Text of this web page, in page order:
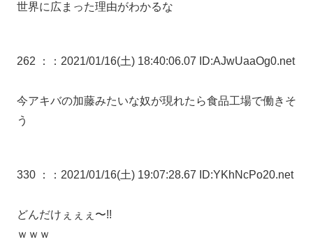
世界に広まった理由がわかるな
262 ： ：2021/01/16(土) 18:40:06.07 ID:AJwUaaOg0.net
今アキバの加藤みたいな奴が現れたら食品工場で働きそ
う
330 ： ：2021/01/16(土) 19:07:28.67 ID:YKhNcPo20.net
どんだけぇぇぇ〜!!
ｗｗｗ